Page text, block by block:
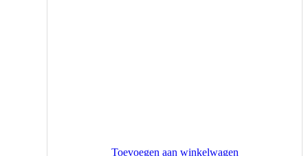
Toevoegen aan winkelwagen